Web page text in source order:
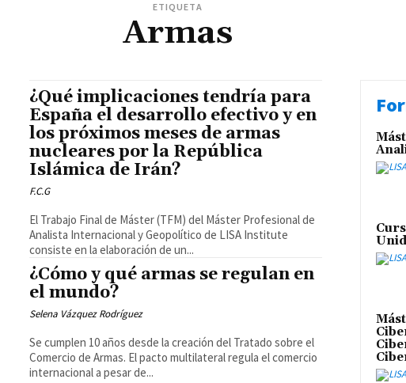
ETIQUETA
Armas
¿Qué implicaciones tendría para
España el desarrollo efectivo y en
los próximos meses de armas
nucleares por la República
Islámica de Irán?
F.C.G
El Trabajo Final de Máster (TFM) del Máster Profesional de
Analista Internacional y Geopolítico de LISA Institute
consiste en la elaboración de un...
¿Cómo y qué armas se regulan en
el mundo?
Selena Vázquez Rodríguez
Se cumplen 10 años desde la creación del Tratado sobre el
Comercio de Armas. El pacto multilateral regula el comercio
internacional a pesar de...